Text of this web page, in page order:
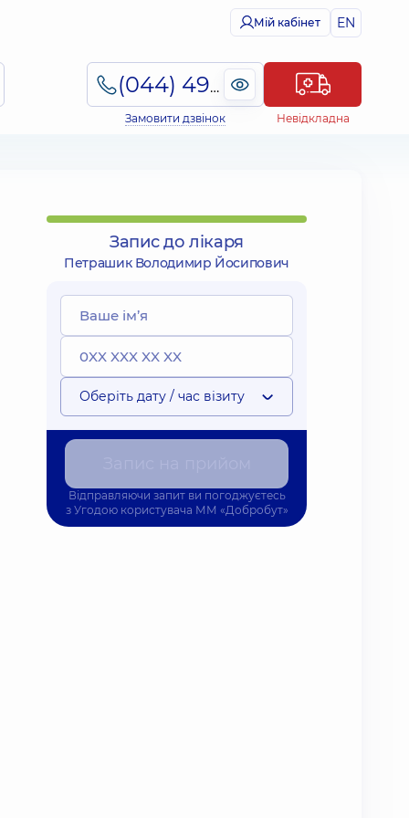
Мій кабінет EN
(044) 495-2-888
Замовити дзвінок Невідкладна
Запис до лікаря
Петрашик Володимир Йосипович
Оберіть дату / час візиту
Відправляючи запит ви погоджуєтесь
з Угодою користувача ММ «Добробут»